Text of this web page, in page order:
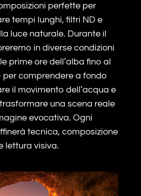
perfette per
tempi lunghi, filtri ND e
luce naturale. Durante il
in diverse condizioni
prime ore dell’alba fino al
comprendere a fondo
il movimento dell’acqua e
una scena reale
evocativa. Ogni
tecnica, composizione
lettura visiva.